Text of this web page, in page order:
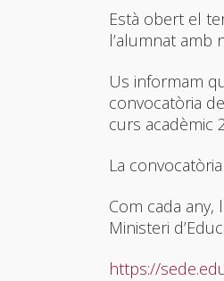
Està obert el
l’alumnat amb
Us informam
convocatòria
curs acadèmic
La
Com cada any,
Ministeri
https://